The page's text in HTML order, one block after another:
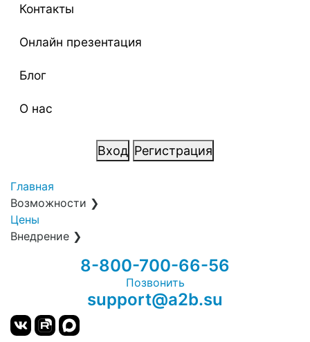
Контакты
Онлайн презентация
Блог
О нас
Вход Регистрация
Главная
Возможности ❯
Цены
Внедрение ❯
8-800-700-66-56
Позвонить
support@a2b.su